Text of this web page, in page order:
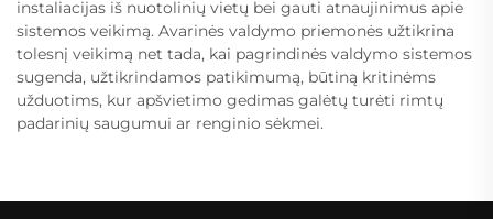
instaliacijas iš nuotolinių vietų bei gauti atnaujinimus apie
sistemos veikimą. Avarinės valdymo priemonės užtikrina
tolesnį veikimą net tada, kai pagrindinės valdymo sistemos
sugenda, užtikrindamos patikimumą, būtiną kritinėms
užduotims, kur apšvietimo gedimas galėtų turėti rimtų
padarinių saugumui ar renginio sėkmei.